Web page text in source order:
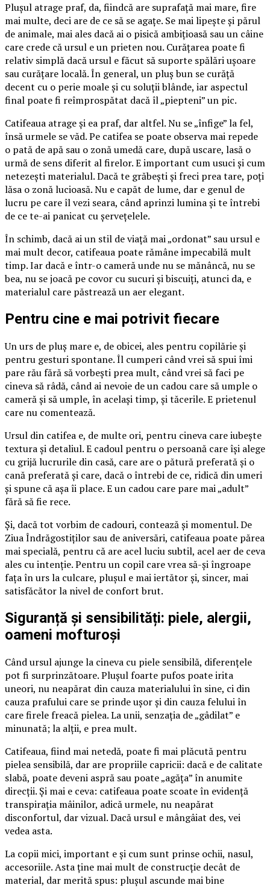
Plușul atrage praf, da, fiindcă are suprafață mai mare, fire
mai multe, deci are de ce să se agațe. Se mai lipește și părul
de animale, mai ales dacă ai o pisică ambițioasă sau un câine
care crede că ursul e un prieten nou. Curățarea poate fi
relativ simplă dacă ursul e făcut să suporte spălări ușoare
sau curățare locală. În general, un pluș bun se curăță
decent cu o perie moale și cu soluții blânde, iar aspectul
final poate fi reîmprospătat dacă îl „piepteni” un pic.
Catifeaua atrage și ea praf, dar altfel. Nu se „înfige” la fel,
însă urmele se văd. Pe catifea se poate observa mai repede
o pată de apă sau o zonă umedă care, după uscare, lasă o
urmă de sens diferit al firelor. E important cum usuci și cum
netezești materialul. Dacă te grăbești și freci prea tare, poți
lăsa o zonă lucioasă. Nu e capăt de lume, dar e genul de
lucru pe care îl vezi seara, când aprinzi lumina și te întrebi
de ce te-ai panicat cu șervețelele.
În schimb, dacă ai un stil de viață mai „ordonat” sau ursul e
mai mult decor, catifeaua poate rămâne impecabilă mult
timp. Iar dacă e într-o cameră unde nu se mănâncă, nu se
bea, nu se joacă pe covor cu sucuri și biscuiți, atunci da, e
materialul care păstrează un aer elegant.
Pentru cine e mai potrivit fiecare
Un urs de pluș mare e, de obicei, ales pentru copilărie și
pentru gesturi spontane. Îl cumperi când vrei să spui îmi
pare rău fără să vorbești prea mult, când vrei să faci pe
cineva să râdă, când ai nevoie de un cadou care să umple o
cameră și să umple, în același timp, și tăcerile. E prietenul
care nu comentează.
Ursul din catifea e, de multe ori, pentru cineva care iubește
textura și detaliul. E cadoul pentru o persoană care își alege
cu grijă lucrurile din casă, care are o pătură preferată și o
cană preferată și care, dacă o întrebi de ce, ridică din umeri
și spune că așa îi place. E un cadou care pare mai „adult”
fără să fie rece.
Și, dacă tot vorbim de cadouri, contează și momentul. De
Ziua Îndrăgostiților sau de aniversări, catifeaua poate părea
mai specială, pentru că are acel luciu subtil, acel aer de ceva
ales cu intenție. Pentru un copil care vrea să-și îngroape
fața în urs la culcare, plușul e mai iertător și, sincer, mai
satisfăcător la nivel de confort brut.
Siguranță și sensibilități: piele, alergii,
oameni mofturoși
Când ursul ajunge la cineva cu piele sensibilă, diferențele
pot fi surprinzătoare. Plușul foarte pufos poate irita
uneori, nu neapărat din cauza materialului în sine, ci din
cauza prafului care se prinde ușor și din cauza felului în
care firele freacă pielea. La unii, senzația de „gâdilat” e
minunată; la alții, e prea mult.
Catifeaua, fiind mai netedă, poate fi mai plăcută pentru
pielea sensibilă, dar are propriile capricii: dacă e de calitate
slabă, poate deveni aspră sau poate „agăța” în anumite
direcții. Și mai e ceva: catifeaua poate scoate în evidență
transpirația mâinilor, adică urmele, nu neapărat
disconfortul, dar vizual. Dacă ursul e mângâiat des, vei
vedea asta.
La copii mici, important e și cum sunt prinse ochii, nasul,
accesoriile. Asta ține mai mult de construcție decât de
material, dar merită spus: plușul ascunde mai bine